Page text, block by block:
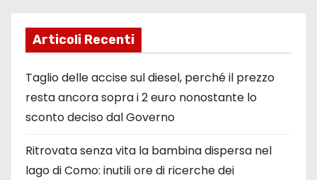
Articoli Recenti
Taglio delle accise sul diesel, perché il prezzo
resta ancora sopra i 2 euro nonostante lo
sconto deciso dal Governo
Ritrovata senza vita la bambina dispersa nel
lago di Como: inutili ore di ricerche dei